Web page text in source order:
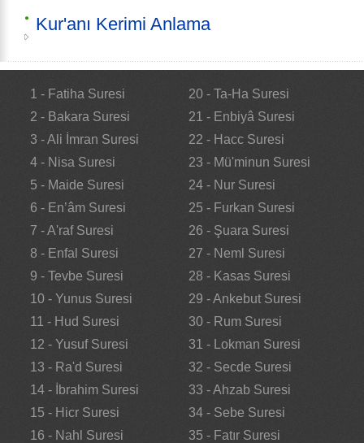
Kur'anı Kerimi Anlama
1 - Fatiha Suresi
2 - Bakara Suresi
3 - Ali İmran Suresi
4 - Nisa Suresi
5 - Maide Suresi
6 - En’âm Suresi
7 - A'raf Suresi
8 - Enfal Suresi
9 - Tevbe Suresi
10 - Yunus Suresi
11 - Hud Suresi
12 - Yusuf Suresi
13 - Ra'd Suresi
14 - İbrahim Suresi
15 - Hicr Suresi
16 - Nahl Suresi
20 - Ta-Ha Suresi
21 - Enbiyâ Suresi
22 - Hacc Suresi
23 - Mü'minun Suresi
24 - Nur Suresi
25 - Furkan Suresi
26 - Şuara Suresi
27 - Neml Suresi
28 - Kasas Suresi
29 - Ankebut Suresi
30 - Rum Suresi
31 - Lokman Suresi
32 - Secde Suresi
33 - Ahzab Suresi
34 - Sebe Suresi
35 - Fatır Suresi